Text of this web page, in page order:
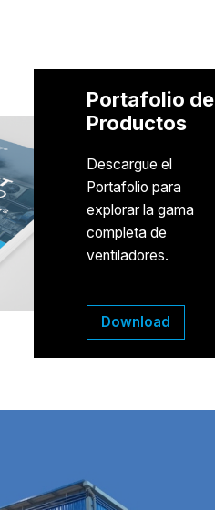
Portafolio de
Productos
Descargue el
Portafolio para
explorar la gama
completa de
ventiladores.
Download